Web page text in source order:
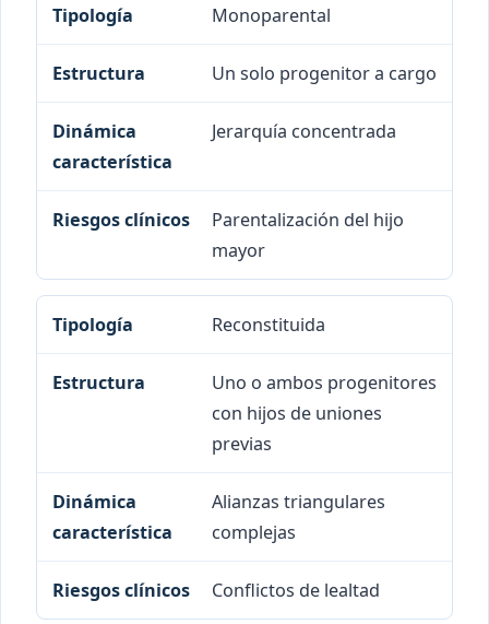
Monoparental
Un solo progenitor a cargo
Jerarquía concentrada
Parentalización del hijo
mayor
Reconstituida
Uno o ambos progenitores
con hijos de uniones
previas
Alianzas triangulares
complejas
Conflictos de lealtad